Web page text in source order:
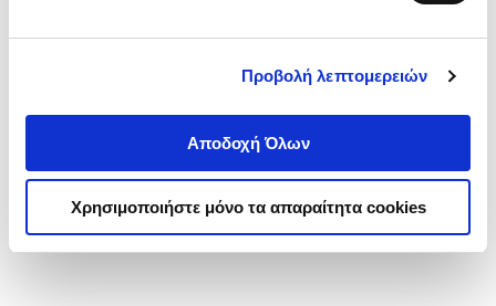
Προβολή λεπτομερειών
Αποδοχή Όλων
Χρησιμοποιήστε μόνο τα απαραίτητα cookies